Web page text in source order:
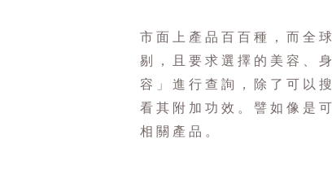
市面上產品百百種，而全
剔，且要求選擇的美容、
容」進行查詢，除了可以
看其附加功效。譬如像是
相關產品。